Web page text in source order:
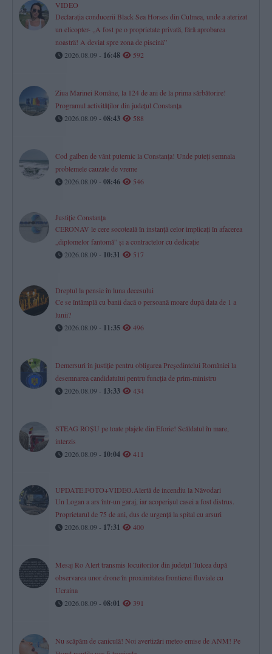
VIDEO
Declarația conducerii Black Sea Horses din Culmea, unde a aterizat
un elicopter- „A fost pe o proprietate privată, fără aprobarea
noastră! A deviat spre zona de piscină”
2026.08.09 - 16:48 592
Ziua Marinei Române, la 124 de ani de la prima sărbătorire!
Programul activităților din județul Constanța
2026.08.09 - 08:43 588
Cod galben de vânt puternic la Constanța! Unde puteți semnala
problemele cauzate de vreme
2026.08.09 - 08:46 546
Justiție Constanța
CERONAV le cere socoteală în instanță celor implicați în afacerea
„diplomelor fantomă” și a contractelor cu dedicație
2026.08.09 - 10:31 517
Dreptul la pensie în luna decesului
Ce se întâmplă cu banii dacă o persoană moare după data de 1 a
lunii?
2026.08.09 - 11:35 496
Demersuri în justiție pentru obligarea Președintelui României la
desemnarea candidatului pentru funcția de prim-ministru
2026.08.09 - 13:33 434
STEAG ROȘU pe toate plajele din Eforie! Scăldatul în mare,
interzis
2026.08.09 - 10:04 411
UPDATE.FOTO+VIDEO.Alertă de incendiu la Năvodari
Un Logan a ars într-un garaj, iar acoperișul casei a fost distrus.
Proprietarul de 75 de ani, dus de urgență la spital cu arsuri
2026.08.09 - 17:31 400
Mesaj Ro Alert transmis locuitorilor din județul Tulcea după
observarea unor drone în proximitatea frontierei fluviale cu
Ucraina
2026.08.09 - 08:01 391
Nu scăpăm de caniculă! Noi avertizări meteo emise de ANM! Pe